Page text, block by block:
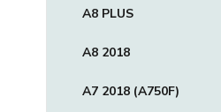
A8 PLUS
A8 2018
A7 2018 (A750F)